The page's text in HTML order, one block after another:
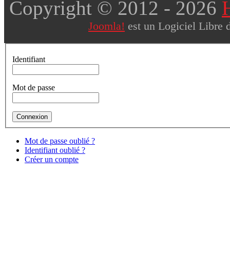
Copyright © 2012 - 2026
Joomla! est un Logiciel Libre
Identifiant
Mot de passe
Mot de passe oublié ?
Identifiant oublié ?
Créer un compte